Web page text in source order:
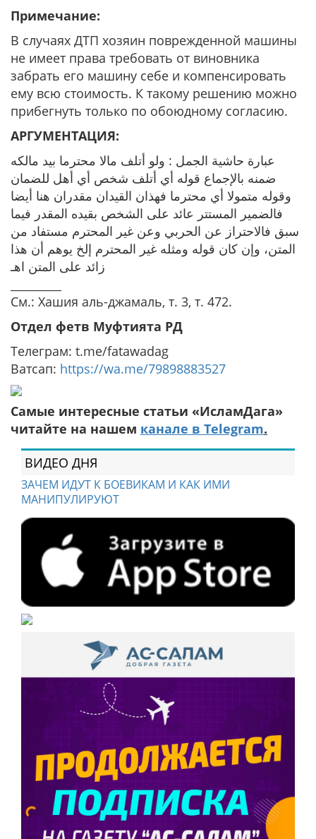
Примечание:
В случаях ДТП хозяин поврежденной машины
не имеет права требовать от виновника
забрать его машину себе и компенсировать
ему всю стоимость. К такому решению можно
прибегнуть только по обоюдному согласию.
АРГУМЕНТАЦИЯ:
عبارة حاشية الجمل : ولو أتلف مالا محترما بيد مالكه
ضمنه بالإجماع قوله أي أتلف شخص أي أهل للضمان
وقوله متمولا أي محترما فهذان القيدان مقدران هنا أيضا
فالضمير المستتر عائد على الشخص بقيده المقدر فيما
سبق فالاحتراز عن الحربي وعن غير المحترم مستفاد من
المتن، وإن كان قوله ومثله غير المحترم إلخ يوهم أن هذا
زائد على المتن اهـ
См.: Хашия аль-джамаль, т. 3, т. 472.
Отдел фетв Муфтията РД
Телеграм: t.me/fatawadag
Ватсап: https://wa.me/79898883527
Самые интересные статьи «ИсламДага»
читайте на нашем канале в Telegram.
ВИДЕО ДНЯ
ЗАЧЕМ ИДУТ К БОЕВИКАМ И КАК ИМИ
МАНИПУЛИРУЮТ